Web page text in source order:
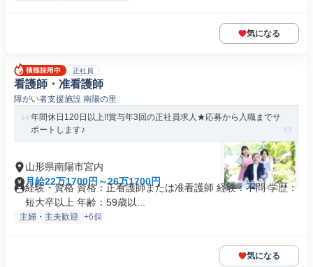
気になる
正社員
看護師・准看護師
障がい者支援施設 南陽の里
年間休日120日以上!!賞与年3回の正社員求人★応募から入職までサ
ポートします♪
山形県南陽市宮内
月給22万1700円～26万1700円
経験・資格 資格：正看護師または准看護師 経験：不問 学歴：
短大卒以上 年齢：59歳以...
主婦・主夫歓迎 +6個
気になる